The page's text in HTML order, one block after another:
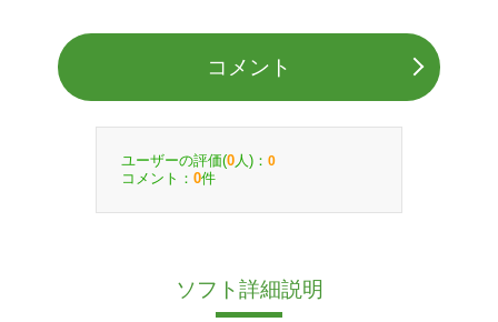
コメント
ユーザーの評価(0 人)： 0
コメント： 0件
ソフト詳細説明